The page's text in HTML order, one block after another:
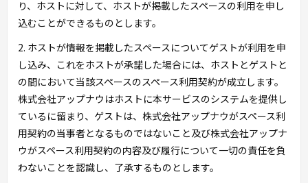
り、ホストに対して、ホストが掲載したスペースの利用を申し
込むことができるものとします。
2. ホストが情報を掲載したスペースについてゲストが利用を申
し込み、これをホストが承諾した場合には、ホストとゲストと
の間において当該スペースのスペース利用契約が成立します。
株式会社アップナウはホストに本サービスのシステムを提供し
ているに留まり、ゲストは、株式会社アップナウがスペース利
用契約の当事者となるものではないこと及び株式会社アップナ
ウがスペース利用契約の内容及び履行について一切の責任を負
わないことを認識し、了承するものとします。